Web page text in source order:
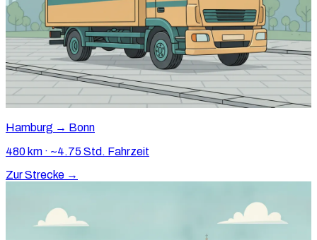
Hamburg → Bonn
480 km · ~4.75 Std. Fahrzeit
Zur Strecke →